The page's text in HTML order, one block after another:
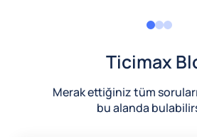
Ticimax
Merak ettiğiniz tüm
bu alanda